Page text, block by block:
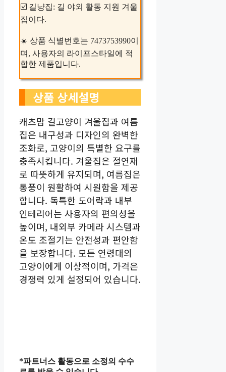
☑️ 길냥집: 길 야외 활동 지원 겨울
집이다.
☀️ 상품 식별번호는 7473753990이
며, 사용자의 라이프스타일에 적
합한 제품입니다.
상품 상세설명
캐츠맘 길고양이 겨울집과 여름
집은 내구성과 디자인의 완벽한
조화로, 고양이의 특별한 요구를
충족시킵니다. 겨울집은 절연재
로 따뜻하게 유지되며, 여름집은
통풍이 원활하여 시원함을 제공
합니다. 독특한 도어락과 내부
인테리어는 사용자의 편의성을
높이며, 내외부 카메라 시스템과
온도 조절기는 안전성과 편안함
을 보장합니다. 모든 연령대의
고양이에게 이상적이며, 가격은
경쟁력 있게 설정되어 있습니다.
*파트너스 활동으로 소정의 수수